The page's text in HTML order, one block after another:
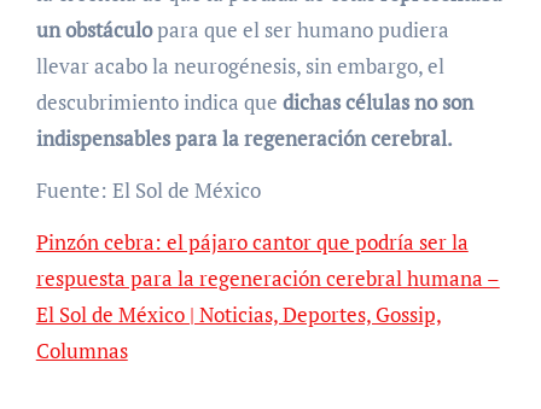
un obstáculopara que el ser humano pudiera
llevar acabo la neurogénesis, sin embargo, el
descubrimiento indica que dichas células no son
indispensables para la regeneración cerebral.
Fuente: El Sol de México
Pinzón cebra: el pájaro cantor que podría ser la
respuesta para la regeneración cerebral humana –
El Sol de México | Noticias, Deportes, Gossip,
Columnas